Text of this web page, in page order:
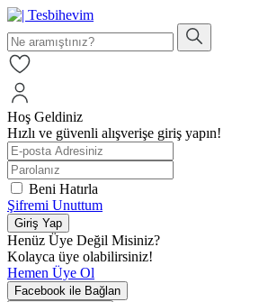
Hoş Geldiniz
Hızlı ve güvenli alışverişe giriş yapın!
Beni Hatırla
Şifremi Unuttum
Giriş Yap
Henüz Üye Değil Misiniz?
Kolayca üye olabilirsiniz!
Hemen Üye Ol
Facebook ile Bağlan